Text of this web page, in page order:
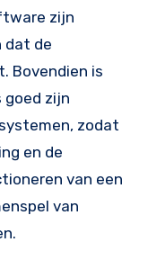
zijn
dat de
Bovendien is
zijn
zodat
en de
van een
van